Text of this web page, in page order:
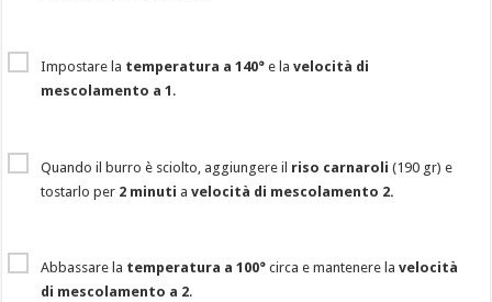
Impostare la temperatura a 140°e lavelocità di
mescolamento a 1 .
Quando il burro è sciolto, aggiungere il riso carnaroli (190 gr) e
tostarlo per 2 minuti avelocità di mescolamento 2.
Abbassare la temperatura a 100° circa e mantenere lavelocità
di mescolamento a 2.